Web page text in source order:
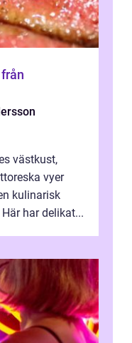
västkust,
vyer
kulinarisk
har delikat...